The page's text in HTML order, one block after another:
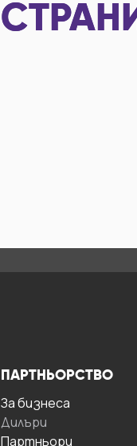
ПАРТНЬОРСТВО
За бизнесa
Дилъри
Партньори